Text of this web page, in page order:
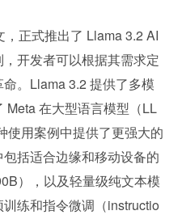
正式推出了 Llama 3.2 AI
开发者可以根据其需求定
。Llama 3.2 提供了多模
Meta 在大型语言模型（LL
使用案例中提供了更强大的
括适合边缘和移动设备的
），以及轻量级纯文本模
练和指令微调（instructio